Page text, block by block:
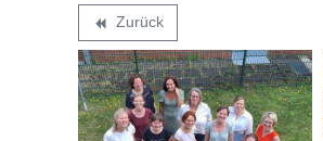
backward Zurück